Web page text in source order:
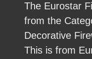
The Eurostar
from the
Decorative
This is from